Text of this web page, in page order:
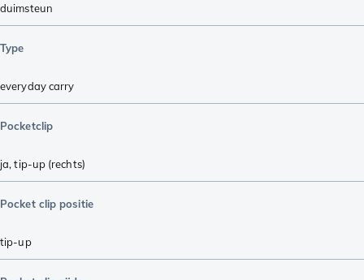
duimsteun
Type
everyday carry
Pocketclip
ja, tip-up (rechts)
Pocket clip positie
tip-up